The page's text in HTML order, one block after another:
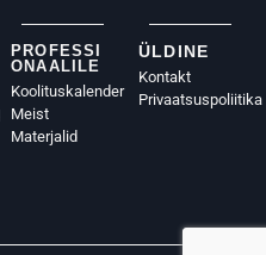
PROFESSI
ONAALILE
Koolituskalender
Meist
Materjalid
ÜLDINE
Kontakt
Privaatsuspoliitika